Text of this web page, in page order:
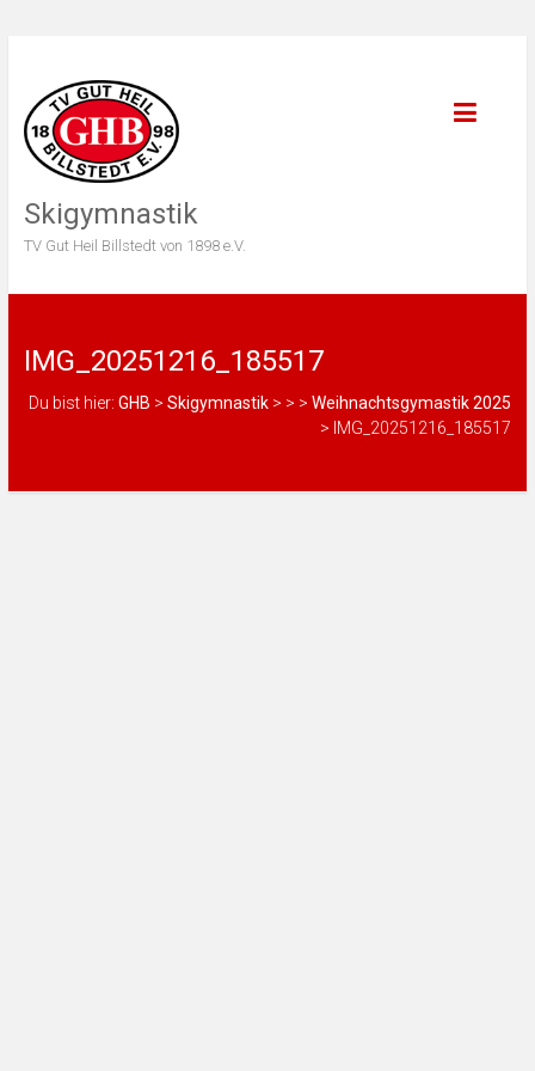
Skigymnastik
TV Gut Heil Billstedt von 1898 e.V.
IMG_20251216_185517
Du bist hier: GHB >Skigymnastik > > >Weihnachtsgymastik 2025
> IMG_20251216_185517